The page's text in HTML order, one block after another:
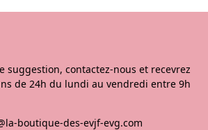
suggestion, contactez-nous et recevrez
de 24h du lundi au vendredi entre 9h
boutique-des-evjf-evg.com